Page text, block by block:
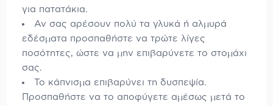
για πατατάκια.
Αν σας αρέσουν πολύ τα γλυκά ή αλμυρά
εδέσματα προσπαθήστε να τρώτε λίγες
ποσότητες, ώστε να μην επιβαρύνετε το στομάχι
σας.
Το κάπνισμα επιβαρύνει τη δυσπεψία.
Προσπαθήστε να το αποφύγετε αμέσως μετά το